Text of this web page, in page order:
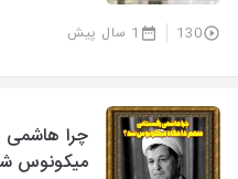
130 1 سال پیش
چرا هاشمی
میکونوس